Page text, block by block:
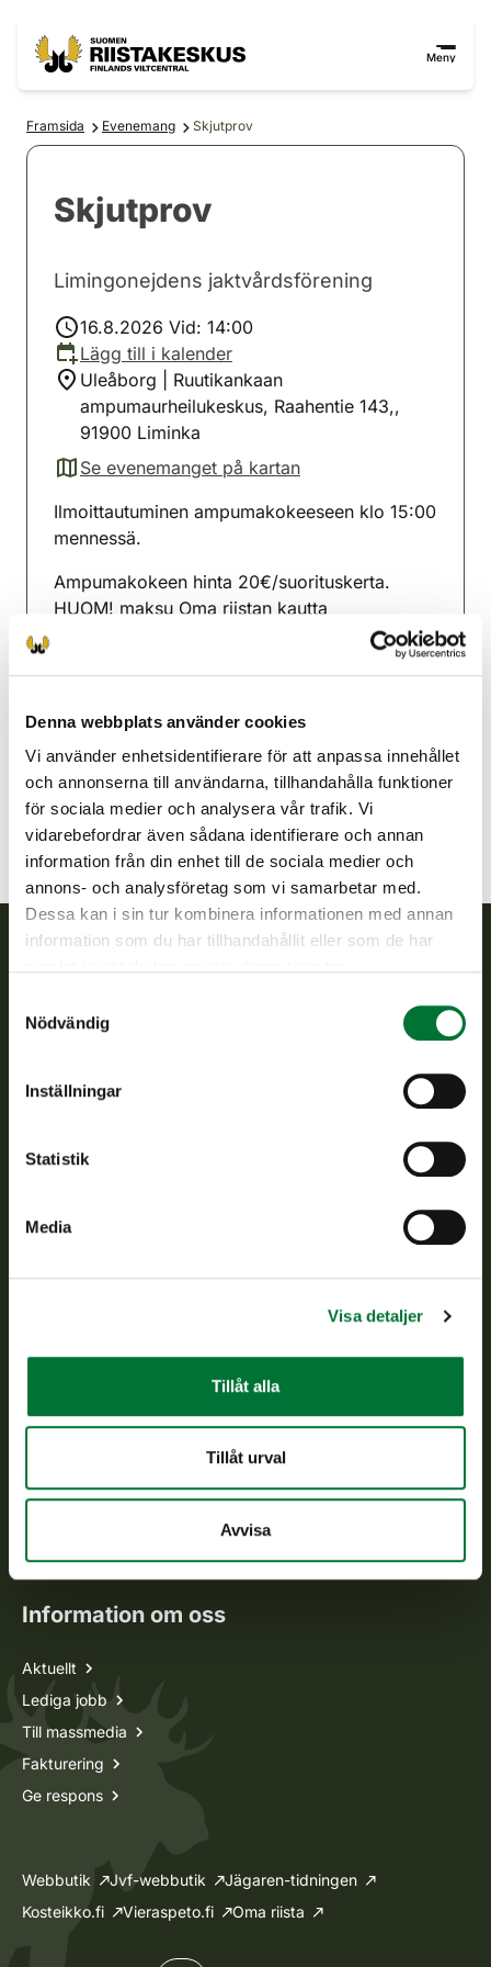
Denna webbplats använder cookies
Vi använder enhetsidentifierare för att anpassa innehållet
och annonserna till användarna, tillhandahålla funktioner
för sociala medier och analysera vår trafik. Vi
vidarebefordrar även sådana identifierare och annan
information från din enhet till de sociala medier och
annons- och analysföretag som vi samarbetar med.
Dessa kan i sin tur kombinera informationen med annan
information som du har tillhandahållit eller som de har
Nödvändig
Inställningar
Statistik
Media
Visa detaljer
Tillåt alla
Tillåt urval
Avvisa
Meny
Framsida Evenemang Skjutprov
Skjutprov
Limingonejdens jaktvårdsförening
16.8.2026 Vid: 14:00
Lägg till i kalender
Uleåborg | Ruutikankaan
ampumaurheilukeskus, Raahentie 143,,
91900 Liminka
Se evenemanget på kartan
(avautuu uuteen välilehteen)
Ilmoittautuminen ampumakokeeseen klo 15:00
mennessä.
Ampumakokeen hinta 20€/suorituskerta.
HUOM! maksu Oma riistan kautta
Uleåborg
liminka@rhy.riista.fi
Finlands viltcentral främjar en hållbar vilthushållning, stöder
verkställs och svarar för de offentliga förvaltningsuppgifter
som föreskrivs.
Kundtjänst
Ofta ställda frågor
Alla kontaktuppgifter
Jaktkort
Information om oss
Aktuellt
Lediga jobb
Till massmedia
Fakturering
Ge respons
Webbutik Jvf-webbutik
Jägaren-tidningen
Kosteikko.fi
Vieraspeto.fi Oma riista